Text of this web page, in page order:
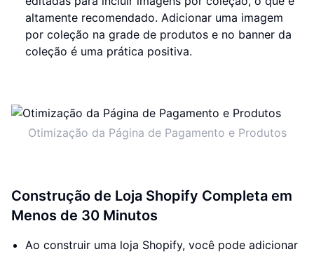
altamente recomendado. Adicionar uma imagem
por coleção na grade de produtos e no banner da
coleção é uma prática positiva.
Otimização da Página de Pagamento e Produtos
Construção de Loja Shopify Completa em
Menos de 30 Minutos
Ao construir uma loja Shopify, você pode adicionar